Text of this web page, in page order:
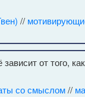
//
от того,
со смыслом//